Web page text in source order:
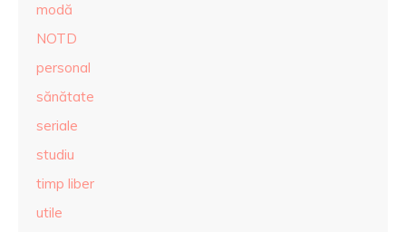
modă
NOTD
personal
sănătate
seriale
studiu
timp liber
utile